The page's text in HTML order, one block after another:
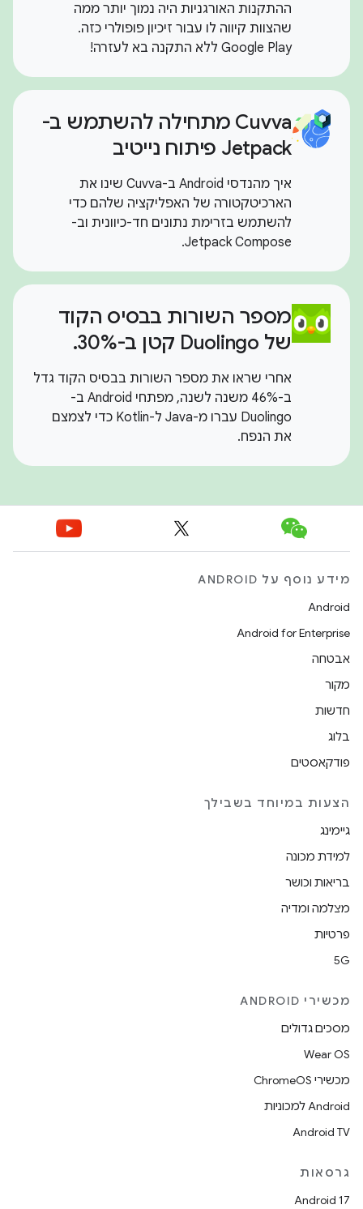
ההתקנות האורגניות היה נמוך יותר ממה
שהצוות קיווה לו עבור זיכיון פופולרי כזה.
‫Google Play ללא התקנה בא לעזרה!
Cuvva מתחילה להשתמש ב-
Jetpack פיתוח נייטיב
איך מהנדסי Android ב-Cuvva שינו את
הארכיטקטורה של האפליקציה שלהם כדי
להשתמש בזרימת נתונים חד-כיוונית וב-
Jetpack Compose.
מספר השורות בבסיס הקוד
של Duolingo קטן ב-30%.
אחרי שראו את מספר השורות בבסיס הקוד גדל
ב-46% משנה לשנה, מפתחי Android ב-
Duolingo עברו מ-Java ל-Kotlin כדי לצמצם
את הנפח.
מידע נוסף על ANDROID
Android
Android for Enterprise
אבטחה
מקור
חדשות
בלוג
פודקאסטים
הצעות במיוחד בשבילך
גיימינג
למידת מכונה
בריאות וכושר
מצלמה ומדיה
פרטיות
5G
מכשירי ANDROID
מסכים גדולים
Wear OS
מכשירי ChromeOS
Android למכוניות
Android TV
גרסאות
Android 17